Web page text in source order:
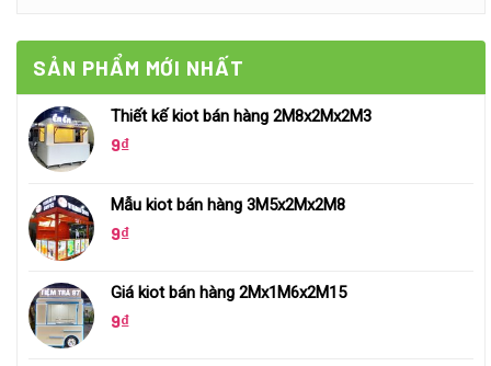
SẢN PHẨM MỚI NHẤT
Thiết kế kiot bán hàng 2M8x2Mx2M3
9₫
Mẫu kiot bán hàng 3M5x2Mx2M8
9₫
Giá kiot bán hàng 2Mx1M6x2M15
9₫